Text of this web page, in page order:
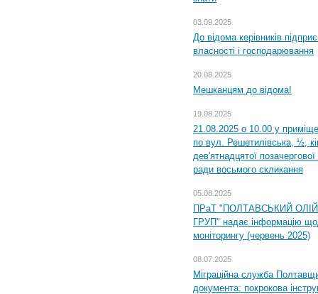
03.09.2025
До відома керівників
власності і господарювання
20.08.2025
Мешканцям до відома!
19.08.2025
21.08.2025 о 10.00 у
по вул. Решетилівська, ½,
дев'ятнадцятої
ради восьмого скликання
05.08.2025
ПРаТ "ПОЛТАВСЬКИЙ
ГРУП" надає інформацію
моніторингу (червень 2025)
08.07.2025
Міграційна служба
документа: покрокова